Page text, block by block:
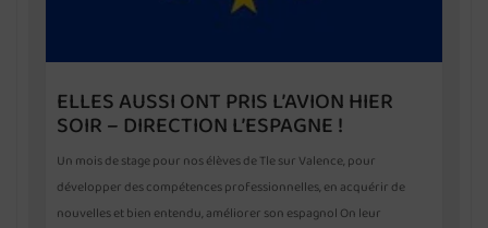
ELLES AUSSI ONT PRIS L’AVION HIER
SOIR – DIRECTION L’ESPAGNE !
Un mois de stage pour nos élèves de Tle sur Valence, pour
développer des compétences professionnelles, en acquérir de
nouvelles et bien entendu, améliorer son espagnol On leur